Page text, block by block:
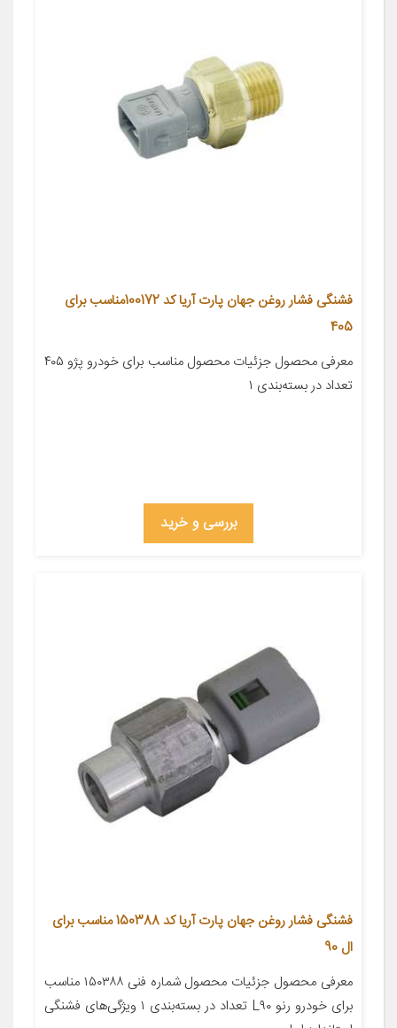
فشنگی فشار روغن جهان پارت آریا کد 100172مناسب برای
405
معرفی محصول جزئیات محصول مناسب برای خودرو پژو ۴۰۵
تعداد در بسته‌بندی ۱
بررسی و خرید
فشنگی فشار روغن جهان پارت آریا کد 150388 مناسب برای
ال 90
معرفی محصول جزئیات محصول شماره فنی ۱۵۰۳۸۸ مناسب
برای خودرو رنو L۹۰ تعداد در بسته‌بندی ۱ ویژگی‌های فشنگی